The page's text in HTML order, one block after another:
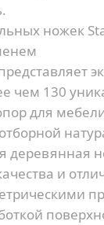
ножек
чем 130
для
деревянная
и